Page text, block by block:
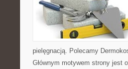
pielęgnacją. Polecamy
Głównym motywem strony jest